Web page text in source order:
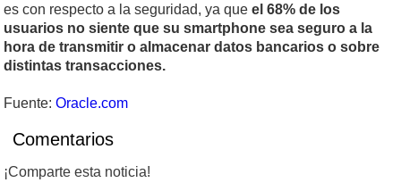
es con respecto a la seguridad, ya que el 68% de los
usuarios no siente que su smartphone sea seguro a la
hora de transmitir o almacenar datos bancarios o sobre
distintas transacciones.
Fuente: Oracle.com
Comentarios
¡Comparte esta noticia!